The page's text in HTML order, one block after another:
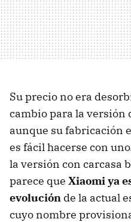
Su precio no era
cambio para la versión
aunque su fabricación
es fácil hacerse con
la versión con carcasa
parece que Xiaomi ya
evolución de la actual
cuyo nombre